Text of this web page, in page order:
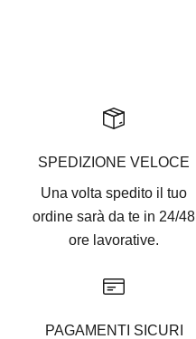
SPEDIZIONE VELOCE
Una volta spedito il tuo
ordine sarà da te in 24/48
ore lavorative.
PAGAMENTI SICURI